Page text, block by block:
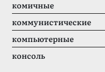
комичные
коммунистические
компьютерные
консоль